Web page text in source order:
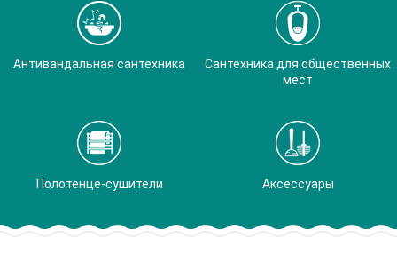
Антивандальная сантехника
Сантехника для общественных
мест
Полотенце-сушители Аксессуары